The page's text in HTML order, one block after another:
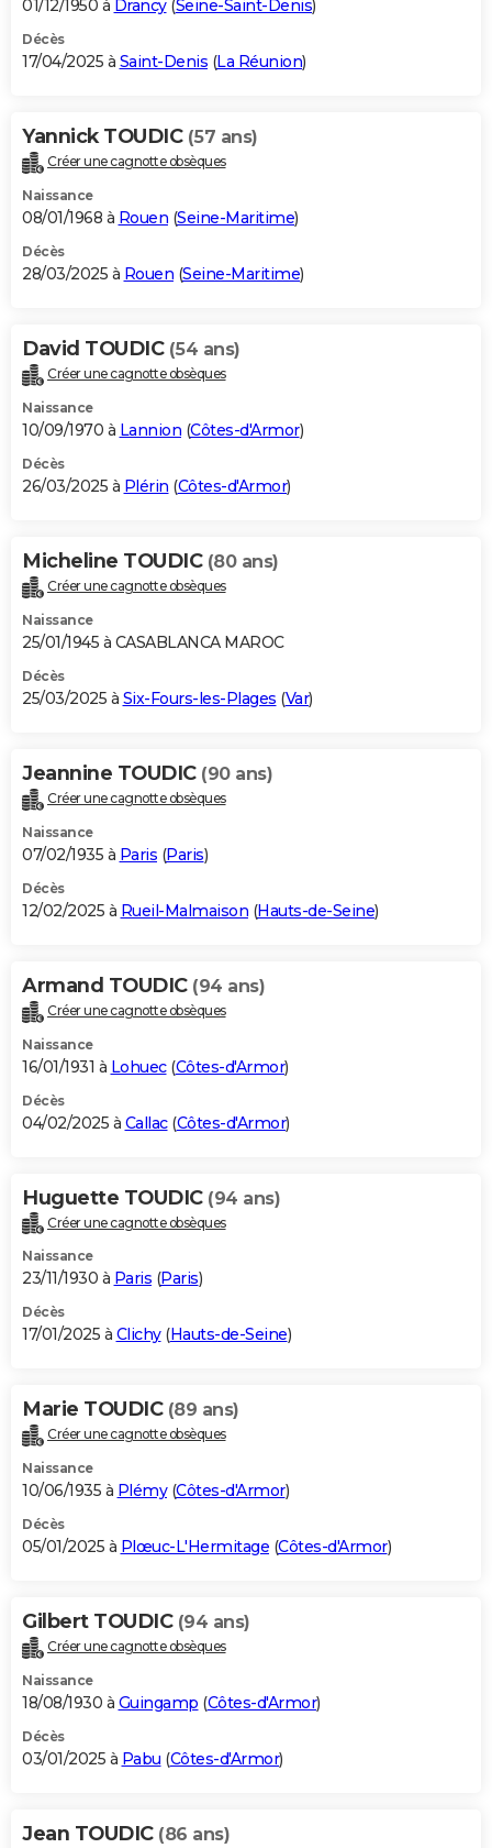
01/12/1950 à Drancy(Seine-Saint-Denis)
Décès
17/04/2025 à Saint-Denis (La Réunion)
Yannick TOUDIC (57 ans)
Créer une cagnotte obsèques
Naissance
08/01/1968 à Rouen (Seine-Maritime)
Décès
28/03/2025 à Rouen (Seine-Maritime)
David TOUDIC (54 ans)
Créer une cagnotte obsèques
Naissance
10/09/1970 à Lannion (Côtes-d'Armor)
Décès
26/03/2025 à Plérin (Côtes-d'Armor)
Micheline TOUDIC (80 ans)
Créer une cagnotte obsèques
Naissance
25/01/1945 à CASABLANCA MAROC
Décès
25/03/2025 à Six-Fours-les-Plages (Var)
Jeannine TOUDIC (90 ans)
Créer une cagnotte obsèques
Naissance
07/02/1935 à Paris (Paris)
Décès
12/02/2025 à Rueil-Malmaison (Hauts-de-Seine)
Armand TOUDIC (94 ans)
Créer une cagnotte obsèques
Naissance
16/01/1931 à Lohuec(Côtes-d'Armor)
Décès
04/02/2025 à Callac(Côtes-d'Armor)
Huguette TOUDIC (94 ans)
Créer une cagnotte obsèques
Naissance
23/11/1930 à Paris (Paris)
Décès
17/01/2025 à Clichy(Hauts-de-Seine)
Marie TOUDIC (89 ans)
Créer une cagnotte obsèques
Naissance
10/06/1935 à Plémy(Côtes-d'Armor)
Décès
05/01/2025 à Plœuc-L'Hermitage (Côtes-d'Armor)
Gilbert TOUDIC (94 ans)
Créer une cagnotte obsèques
Naissance
18/08/1930 à Guingamp (Côtes-d'Armor)
Décès
03/01/2025 à Pabu (Côtes-d'Armor)
Jean TOUDIC (86 ans)